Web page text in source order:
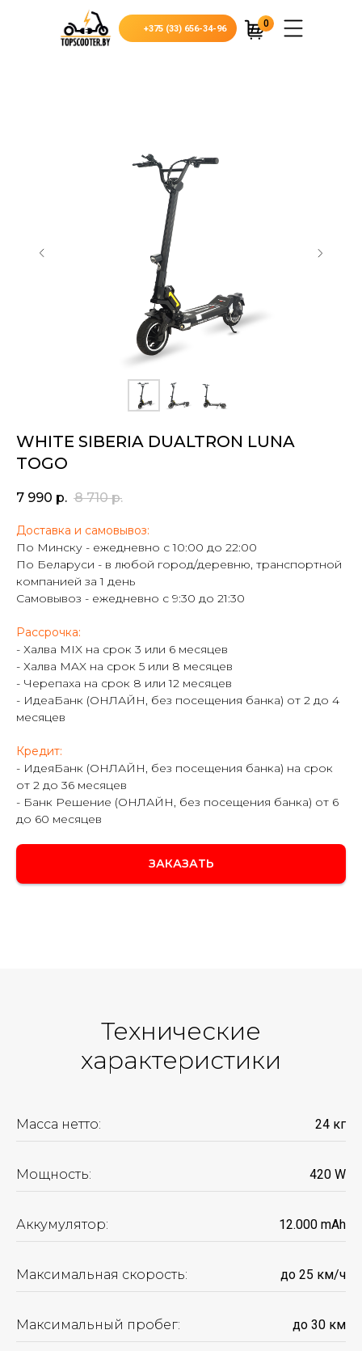
+375 (33) 656-34-96 0
WHITE SIBERIA DUALTRON LUNA
TOGO
7 990 р. 8 710 р.
Доставка и самовывоз:
По Минску - ежедневно с 10:00 до 22:00
По Беларуси - в любой город/деревню, транспортной
компанией за 1 день
Самовывоз - ежедневно с 9:30 до 21:30
Рассрочка:
- Халва MIX на срок 3 или 6 месяцев
- Халва MAX на срок 5 или 8 месяцев
- Черепаха на срок 8 или 12 месяцев
- ИдеаБанк (ОНЛАЙН, без посещения банка) от 2 до 4
месяцев
Кредит:
- ИдеяБанк (ОНЛАЙН, без посещения банка) на срок
от 2 до 36 месяцев
- Банк Решение (ОНЛАЙН, без посещения банка) от 6
до 60 месяцев
ЗАКАЗАТЬ
Технические
характеристики
Масса нетто: 24 кг
Мощность: 420 W
Аккумулятор: 12.000 mАh
Максимальная скорость: до 25 км/ч
Максимальный пробег: до 30 км